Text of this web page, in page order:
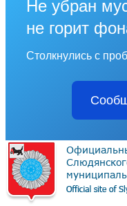
Не убран
не горит
Столкнулись с